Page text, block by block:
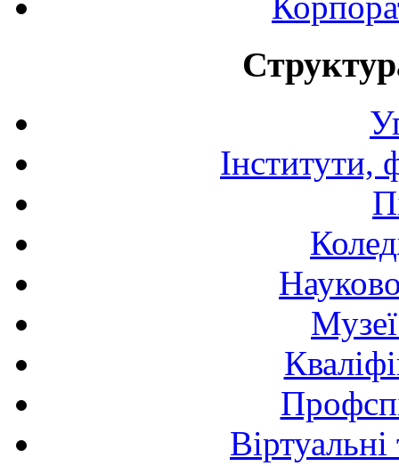
Інститути,